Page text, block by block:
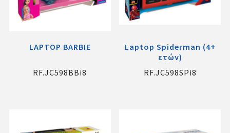
LAPTOP BARBIE
RF.JC598BBi8
Laptop Spiderman (4+
ετών)
RF.JC598SPi8